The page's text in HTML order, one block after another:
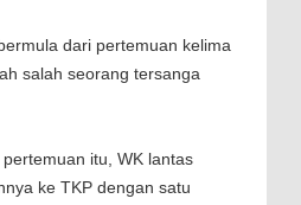
dari pertemuan kelima
salah seorang tersanga
itu, WK lantas
ke TKP dengan satu